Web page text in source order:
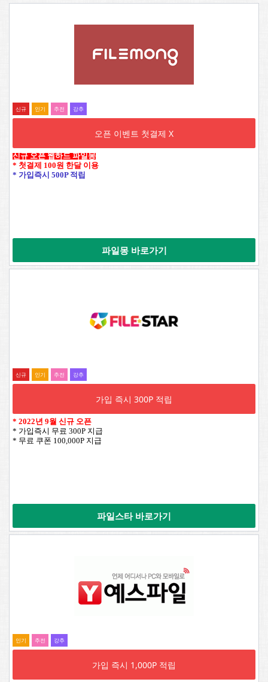
신규 인기 추전 강추
오픈 이벤트 첫결제 X
신규 오픈 웹하드 파일몽
* 첫결제 100원 한달 이용
* 가입즉시 500P 적립
파일몽 바로가기
신규 인기 추전 강추
가입 즉시 300P 적립
* 2022년 9월 신규 오픈
* 가입즉시 무료 300P 지급
* 무료 쿠폰 100,000P 지급
파일스타 바로가기
인기 추전 강추
가입 즉시 1,000P 적립